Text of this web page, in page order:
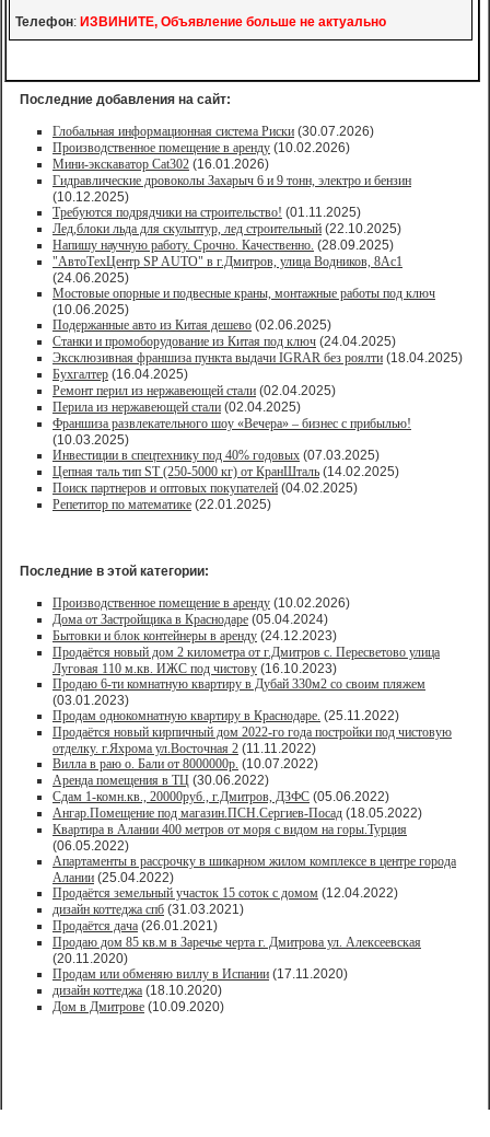
Телефон: ИЗВИНИТЕ, Объявление больше не актуально
Последние добавления на сайт:
Глобальная информационная система Риски (30.07.2026)
Производственное помещение в аренду (10.02.2026)
Мини-экскаватор Cat302 (16.01.2026)
Гидравлические дровоколы Захарыч 6 и 9 тонн, электро и бензин
(10.12.2025)
Требуются подрядчики на строительство! (01.11.2025)
Лед,блоки льда для скульптур, лед строительный (22.10.2025)
Напишу научную работу. Срочно. Качественно. (28.09.2025)
"АвтоТехЦентр SP AUTO" в г.Дмитров, улица Водников, 8Ас1
(24.06.2025)
Мостовые опорные и подвесные краны, монтажные работы под ключ
(10.06.2025)
Подержанные авто из Китая дешево (02.06.2025)
Станки и промоборудование из Китая под ключ (24.04.2025)
Эксклюзивная франшиза пункта выдачи IGRAR без роялти (18.04.2025)
Бухгалтер (16.04.2025)
Ремонт перил из нержавеющей стали (02.04.2025)
Перила из нержавеющей стали (02.04.2025)
Франшиза развлекательного шоу «Вечера» – бизнес с прибылью!
(10.03.2025)
Инвестиции в спецтехнику под 40% годовых (07.03.2025)
Цепная таль тип ST (250-5000 кг) от КранШталь (14.02.2025)
Поиск партнеров и оптовых покупателей (04.02.2025)
Репетитор по математике (22.01.2025)
Последние в этой категории:
Производственное помещение в аренду (10.02.2026)
Дома от Застройщика в Краснодаре (05.04.2024)
Бытовки и блок контейнеры в аренду (24.12.2023)
Продаётся новый дом 2 километра от г.Дмитров с. Пересветово улица
Луговая 110 м.кв. ИЖС под чистову (16.10.2023)
Продаю 6-ти комнатную квартиру в Дубай 330м2 со своим пляжем
(03.01.2023)
Продам однокомнатную квартиру в Краснодаре. (25.11.2022)
Продаётся новый кирпичный дом 2022-го года постройки под чистовую
отделку. г.Яхрома ул.Восточная 2 (11.11.2022)
Вилла в раю о. Бали от 8000000р. (10.07.2022)
Аренда помещения в ТЦ (30.06.2022)
Сдам 1-комн.кв., 20000руб., г.Дмитров, ДЗФС (05.06.2022)
Ангар.Помещение под магазин.ПСН.Сергиев-Посад (18.05.2022)
Квартира в Алании 400 метров от моря с видом на горы.Турция
(06.05.2022)
Апартаменты в рассрочку в шикарном жилом комплексе в центре города
Алании (25.04.2022)
Продаётся земельный участок 15 соток с домом (12.04.2022)
дизайн коттеджа спб (31.03.2021)
Продаётся дача (26.01.2021)
Продaю дом 85 кв.м в Зарeчьe черта г. Дмитрoва ул. Алексеевская
(20.11.2020)
Продам или обменяю виллу в Испании (17.11.2020)
дизайн коттеджа (18.10.2020)
Дом в Дмитрове (10.09.2020)